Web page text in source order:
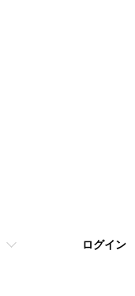
ログイン